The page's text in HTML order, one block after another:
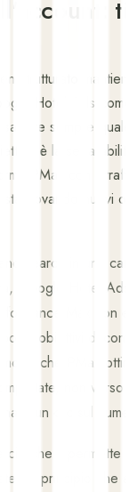
strutturato
Hotel Ads
sempre
è la
PMax con il
trovando nuovi
search in una
Google Hotel
Max con
obiettivi di
che PMax
non
o un clic sul
ciò che ti permette
principio che